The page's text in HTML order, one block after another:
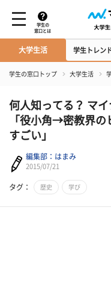
学生の
窓口とは
大学生活 学生トレン
学生の窓口トップ 大学生活
何人知ってる？ マ
「役小角→密教界
すごい」
編集部：はまみ
2015/07/21
タグ： 歴史 学び